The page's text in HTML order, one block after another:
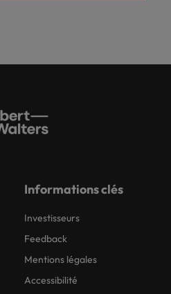
Informations clés
Investisseurs
Feedback
Mentions légales
Accessibilité